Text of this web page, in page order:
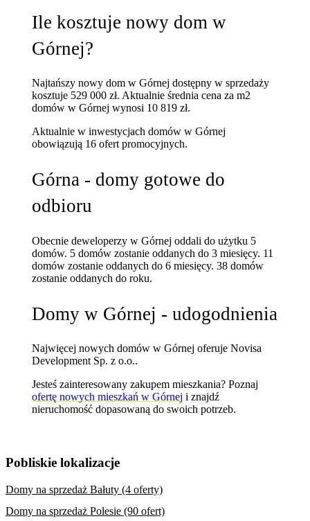
Ile kosztuje nowy dom w
Górnej?
Najtańszy nowy dom w Górnej dostępny w sprzedaży
kosztuje 529 000 zł. Aktualnie średnia cena za m2
domów w Górnej wynosi 10 819 zł.
Aktualnie w inwestycjach domów w Górnej
obowiązują 16 ofert promocyjnych.
Górna - domy gotowe do
odbioru
Obecnie deweloperzy w Górnej oddali do użytku 5
domów. 5 domów zostanie oddanych do 3 miesięcy. 11
domów zostanie oddanych do 6 miesięcy.38 domów
zostanie oddanych do roku.
Domy w Górnej - udogodnienia
Najwięcej nowych domów w Górnej oferuje Novisa
Development Sp. z o.o..
Jesteś zainteresowany zakupem mieszkania? Poznaj
ofertę nowych mieszkań w Górnej i znajdź
nieruchomość dopasowaną do swoich potrzeb.
Pobliskie lokalizacje
Domy na sprzedaż Bałuty (4 oferty)
Domy na sprzedaż Polesie (90 ofert)